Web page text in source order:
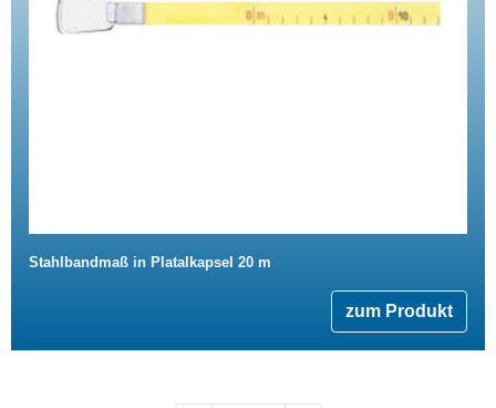
Stahlbandmaß in Platalkapsel 20 m
zum Produkt